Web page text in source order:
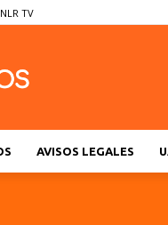
NLR TV
AVISOS LEGALES